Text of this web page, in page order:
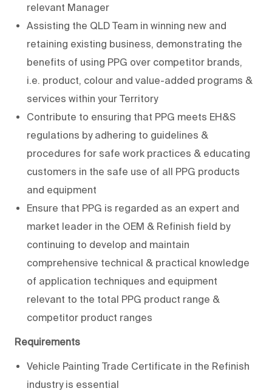
relevant Manager
Assisting the QLD Team in winning new and
retaining existing business, demonstrating the
benefits of using PPG over competitor brands,
i.e. product, colour and value-added programs &
services within your Territory
Contribute to ensuring that PPG meets EH&S
regulations by adhering to guidelines &
procedures for safe work practices & educating
customers in the safe use of all PPG products
and equipment
Ensure that PPG is regarded as an expert and
market leader in the OEM & Refinish field by
continuing to develop and maintain
comprehensive technical & practical knowledge
of application techniques and equipment
relevant to the total PPG product range &
competitor product ranges
Requirements
Vehicle Painting Trade Certificate in the Refinish
industry is essential